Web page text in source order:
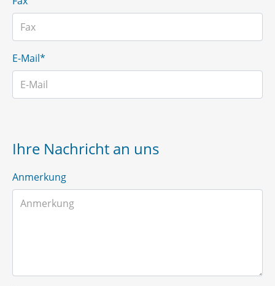
E-Mail*
Ihre Nachricht an uns
Anmerkung